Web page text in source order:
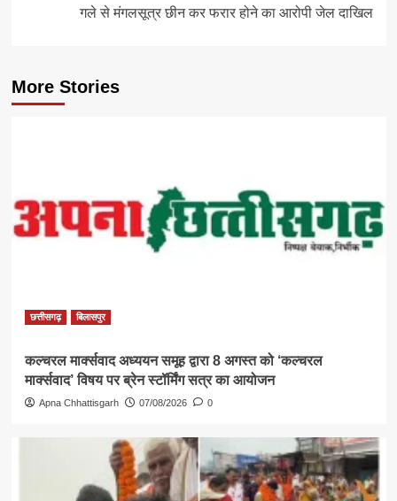
गले से मंगलसूत्र छीन कर फरार होने का आरोपी जेल दाखिल
More Stories
छत्तीसगढ़ बिलासपुर
कल्चरल मार्क्सवाद अध्ययन समूह द्वारा 8 अगस्त को ‘कल्चरल
मार्क्सवाद’ विषय पर ब्रेन स्टॉर्मिंग सत्र का आयोजन
Apna Chhattisgarh 07/08/2026 0